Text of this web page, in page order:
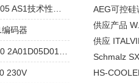
AEG可控
供应产品
供应
Schmalz
HS-
码器
230V